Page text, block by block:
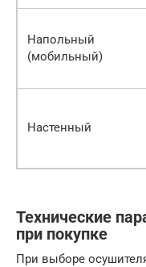
Напольный
(мобильный)
Настенный
Технические
при покупке
При выборе